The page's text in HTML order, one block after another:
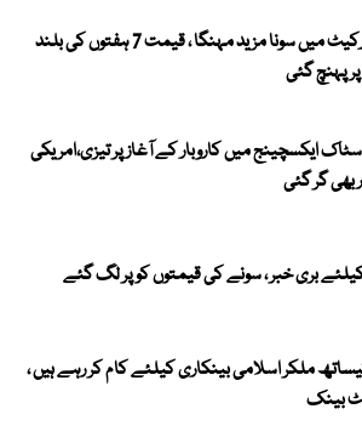
عالمی مارکیٹ میں سونا مزید مہنگا ، قیمت 7 ہفتوں کی بلند
پہنچ گئی
ایکسچینج میں کاروبار کے آغاز پر تیزی،امریکی
بھی گر گئی
بری خبر ، سونے کی قیمتوں کو پر لگ گئے
ملکر اسلامی بینکاری کیلئے کام کر رہے ہیں ،
بینک